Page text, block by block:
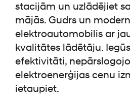
stacijām un uzlādējiet
mājās. Gudrs un
elektroautomobilis ar
kvalitātes lādētāju.
efektivitāti,
elektroenerģijas cenu
ietaupiet.